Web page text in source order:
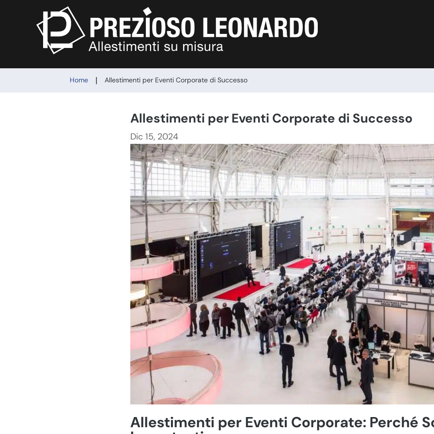
Home | Allestimenti per Eventi Corporate di Successo
Allestimenti per Eventi Corporate di Successo
Dic 15, 2024
Allestimenti per Eventi Corporate: Perché